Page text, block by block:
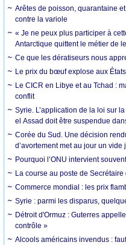
Arêtes de poisson, quarantaine
contre la variole
« Je ne peux plus participer à
Antarctique quittent le métier de
Ce que les dératiseurs nous
Le prix du bœuf explose aux
Le CICR en Libye et au Tchad :
conflit
Syrie. L’application de la loi sur
el Assad doit être suspendue
Corée du Sud. Une décision
d’avortement met au jour un vide
Pourquoi l’ONU intervient
La course au poste de
Commerce mondial : les prix
Syrie : parmi les disparus,
Détroit d'Ormuz : Guterres
contrôle »
Alcools américains invendus :